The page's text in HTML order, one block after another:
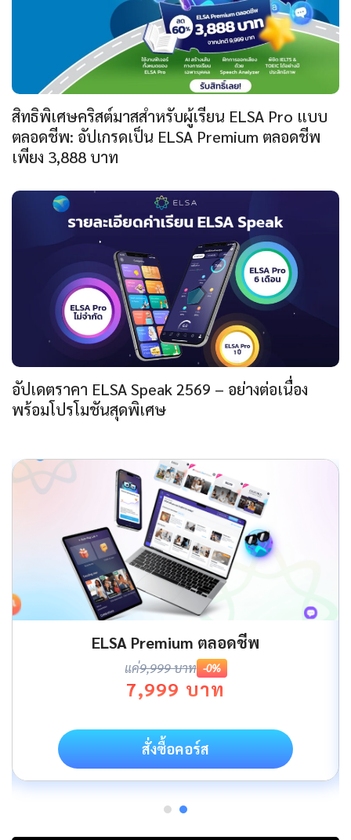
สิทธิพิเศษคริสต์มาสสำหรับผู้เรียน ELSA Pro แบบ
ตลอดชีพ: อัปเกรดเป็น ELSA Premium ตลอดชีพ
เพียง 3,888 บาท
อัปเดตราคา ELSA Speak 2569 – อย่างต่อเนื่อง
พร้อมโปรโมชันสุดพิเศษ
ELSA Premium ตลอดชีพ
แค่9,999 บาท -0%
7,999 บาท
สั่งซื้อคอร์ส